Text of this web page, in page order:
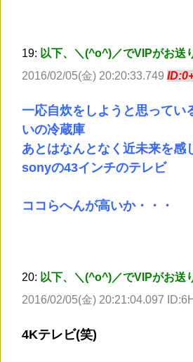
19: 以下、＼(^o^)／でVIPがお送
2016/02/05(金) 20:20:33.749
一応自炊をしようと思ってい
いの冷蔵庫
あとはなんとなく近未来を感
sonyの43インチのテレビ
ココらへんが高いか・・・
20: 以下、＼(^o^)／でVIPがお送
2016/02/05(金) 20:21:04.097
4Kテレビ(笑)